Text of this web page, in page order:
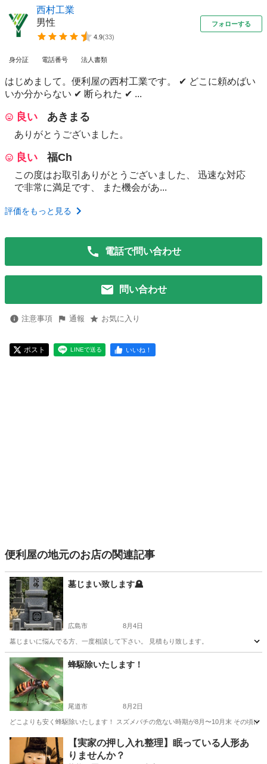
西村工業
男性
4.9(33)
フォローする
身分証 電話番号 法人書類
はじめまして。便利屋の西村工業です。 ✔ どこに頼めばい
いか分からない ✔ 断られた ✔ ...
良い あきまる
ありがとうございました。
良い 福Ch
この度はお取引ありがとうございました、 迅速な対応
で非常に満足です、 また機会があ...
評価をもっと見る
電話で問い合わせ
問い合わせ
注意事項 通報 お気に入り
ポスト LINEで送る いいね！
便利屋の地元のお店の関連記事
墓じまい致します🪦
広島市 8月4日
墓じまいに悩んでる方、一度相談して下さい。 見積もり致します。
広島 広島市 便利屋
蜂駆除いたします！
尾道市 8月2日
どこよりも安く蜂駆除いたします！ スズメバチの危ない時期が8月〜10月末 その頃
広島 尾道市 便利屋 スズメバチ
【実家の押し入れ整理】眠っている人形あ
りませんか？